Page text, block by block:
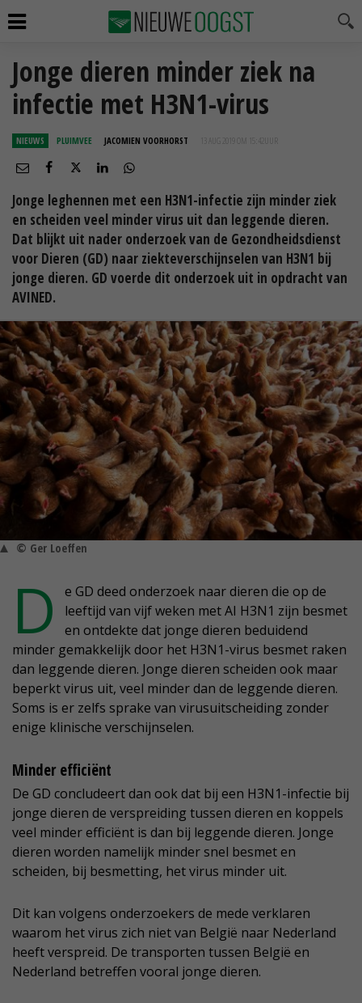
Jonge dieren minder ziek na
infectie met H3N1-virus
NIEUWS PLUIMVEE JACOMIEN VOORHORST 13 AUG 2019 OM 15:42
Jonge leghennen met een H3N1-infectie zijn minder ziek
en scheiden veel minder virus uit dan leggende dieren.
Dat blijkt uit nader onderzoek van de Gezondheidsdienst
voor Dieren (GD) naar ziekteverschijnselen van H3N1 bij
jonge dieren. GD voerde dit onderzoek uit in opdracht van
AVINED.
© Ger Loeffen
D
e GD deed onderzoek naar dieren die op de
leeftijd van vijf weken met AI H3N1 zijn besmet
en ontdekte dat jonge dieren beduidend
minder gemakkelijk door het H3N1-virus besmet raken
dan leggende dieren. Jonge dieren scheiden ook maar
beperkt virus uit, veel minder dan de leggende dieren.
Soms is er zelfs sprake van virusuitscheiding zonder
enige klinische verschijnselen.
Minder efficiënt
De GD concludeert dan ook dat bij een H3N1-infectie bij
jonge dieren de verspreiding tussen dieren en koppels
veel minder efficiënt is dan bij leggende dieren. Jonge
dieren worden namelijk minder snel besmet en
scheiden, bij besmetting, het virus minder uit.
Dit kan volgens onderzoekers de mede verklaren
waarom het virus zich niet van België naar Nederland
heeft verspreid. De transporten tussen België en
Nederland betreffen vooral jonge dieren.